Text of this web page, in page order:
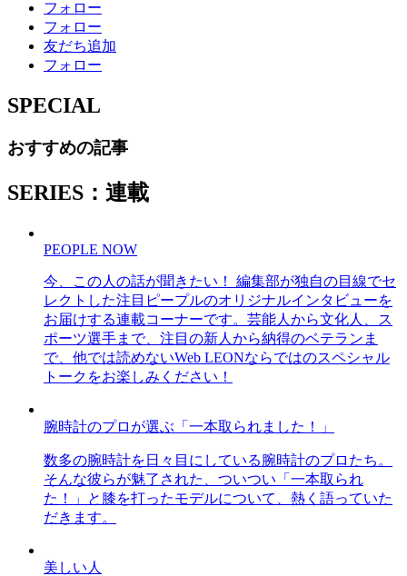
フォロー
フォロー
友だち追加
フォロー
SPECIAL
おすすめの記事
SERIES：連載
PEOPLE NOW
今、この人の話が聞きたい！ 編集部が独自の目線でセ
レクトした注目ピープルのオリジナルインタビューを
お届けする連載コーナーです。芸能人から文化人、ス
ポーツ選手まで、注目の新人から納得のベテランま
で、他では読めないWeb LEONならではのスペシャル
トークをお楽しみください！
腕時計のプロが選ぶ「一本取られました！」
数多の腕時計を日々目にしている腕時計のプロたち。
そんな彼らが魅了された、ついつい「一本取られ
た！」と膝を打ったモデルについて、熱く語っていた
だきます。
美しい人